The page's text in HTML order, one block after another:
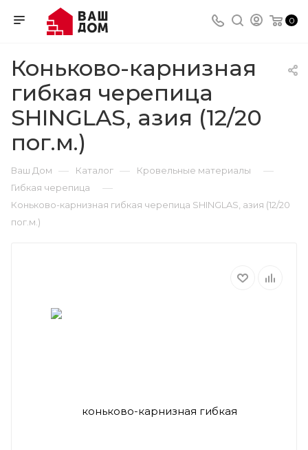
0
Коньково-карнизная
гибкая черепица
SHINGLAS, азия (12/20
пог.м.)
Ваш Дом — Каталог — Кровельные материалы —
Гибкая черепица —
Коньково-карнизная гибкая черепица SHINGLAS, азия (12/20
пог.м.)